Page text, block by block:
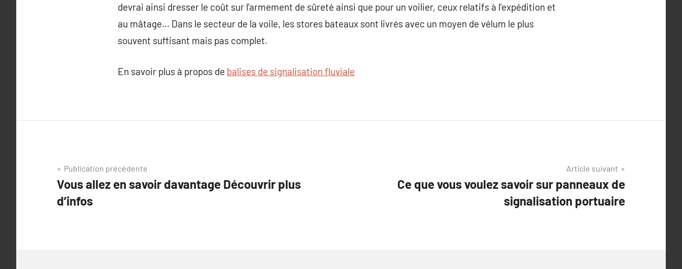
devrai ainsi dresser le coût sur l’armement de sûreté ainsi que pour un voilier, ceux relatifs à l’expédition et
au mâtage… Dans le secteur de la voile, les stores bateaux sont livrés avec un moyen de vélum le plus
souvent suffisant mais pas complet.
En savoir plus à propos de balises de signalisation fluviale
Navigation
de
l’article
Publication précédente
Vous allez en savoir davantage Découvrir plus
d’infos
Article suivant
Ce que vous voulez savoir sur panneaux de
signalisation portuaire